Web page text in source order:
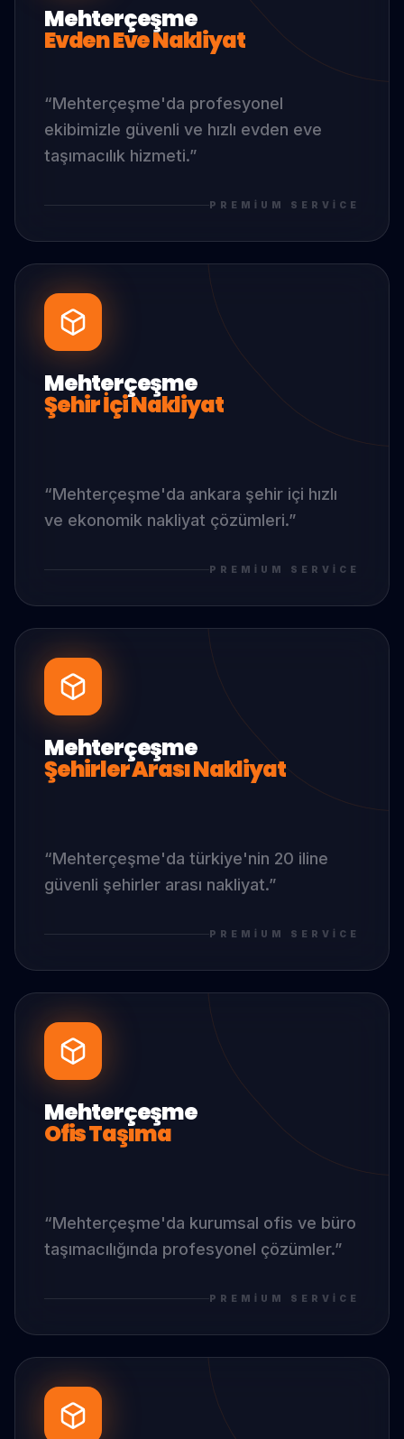
Mehterçeşme
Evden Eve Nakliyat
“Mehterçeşme'da profesyonel
ekibimizle güvenli ve hızlı evden eve
taşımacılık hizmeti.”
PREMIUM SERVICE
Mehterçeşme
Şehir İçi Nakliyat
“Mehterçeşme'da ankara şehir içi hızlı
ve ekonomik nakliyat çözümleri.”
PREMIUM SERVICE
Mehterçeşme
Şehirler Arası Nakliyat
“Mehterçeşme'da türkiye'nin 20 iline
güvenli şehirler arası nakliyat.”
PREMIUM SERVICE
Mehterçeşme
Ofis Taşıma
“Mehterçeşme'da kurumsal ofis ve büro
taşımacılığında profesyonel çözümler.”
PREMIUM SERVICE